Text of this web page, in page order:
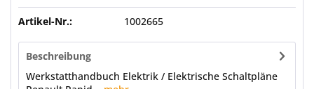
Artikel-Nr.: 1002665
Beschreibung
Werkstatthandbuch Elektrik / Elektrische Schaltpläne